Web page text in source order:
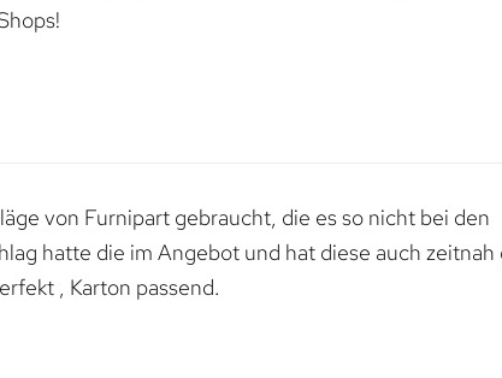
von Furnipart gebraucht, die es so nicht bei den
hatte die im Angebot und hat diese auch
, Karton passend.